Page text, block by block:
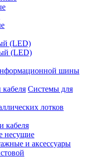
(LED)
(LED)
шины
Системы для
лотков
кабеля
несущие
и аксессуары